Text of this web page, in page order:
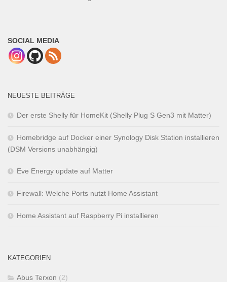
SOCIAL MEDIA
NEUESTE BEITRÄGE
Der erste Shelly für HomeKit (Shelly Plug S Gen3 mit Matter)
Homebridge auf Docker einer Synology Disk Station installieren
(DSM Versions unabhängig)
Eve Energy update auf Matter
Firewall: Welche Ports nutzt Home Assistant
Home Assistant auf Raspberry Pi installieren
KATEGORIEN
Abus Terxon (2)